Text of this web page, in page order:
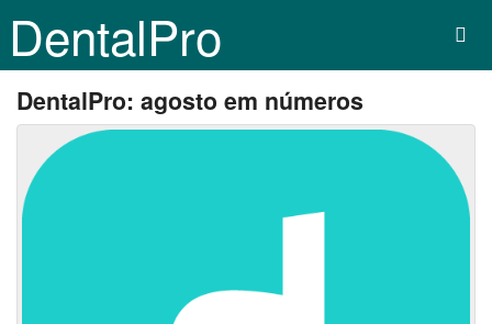
DentalPro
DentalPro: agosto em números